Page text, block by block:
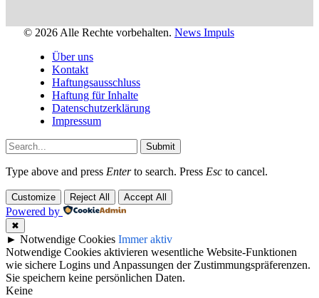
© 2026 Alle Rechte vorbehalten. News Impuls
Über uns
Kontakt
Haftungsausschluss
Haftung für Inhalte
Datenschutzerklärung
Impressum
Submit
Type above and press Enterto search. Press Esc to cancel.
Customize Reject All Accept All
Powered by
✖
► Notwendige Cookies Immer aktiv
Notwendige Cookies aktivieren wesentliche Website-Funktionen
wie sichere Logins und Anpassungen der Zustimmungspräferenzen.
Sie speichern keine persönlichen Daten.
Keine